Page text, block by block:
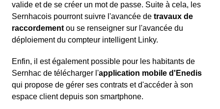
valide et de se créer un mot de passe. Suite à cela, les
Sernhacois pourront suivre l'avancée de travaux de
raccordement ou se renseigner sur l'avancée du
déploiement du compteur intelligent Linky.
Enfin, il est également possible pour les habitants de
Sernhac de télécharger l'application mobile d'Enedis
qui propose de gérer ses contrats et d'accéder à son
espace client depuis son smartphone.